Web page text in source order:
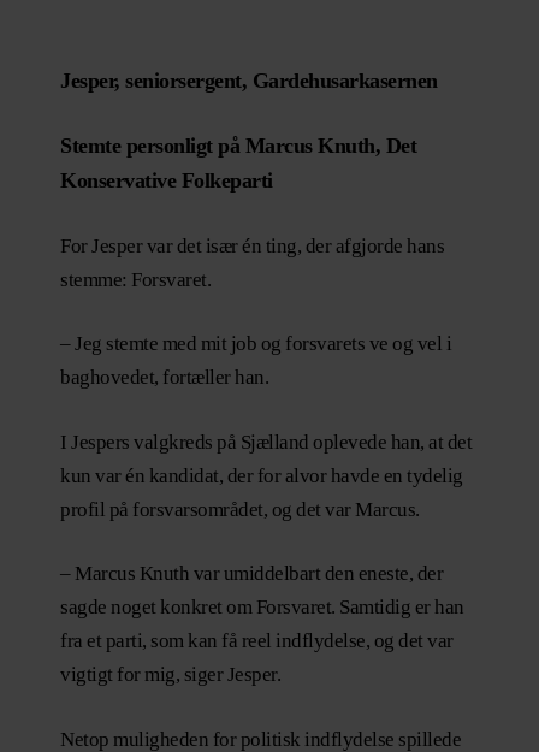
Jesper, seniorsergent, Gardehusarkasernen
Stemte personligt på Marcus Knuth, Det
Konservative Folkeparti
For Jesper var det især én ting, der afgjorde hans
stemme: Forsvaret.
– Jeg stemte med mit job og forsvarets ve og vel i
baghovedet, fortæller han.
I Jespers valgkreds på Sjælland oplevede han, at det
kun var én kandidat, der for alvor havde en tydelig
profil på forsvarsområdet, og det var Marcus.
– Marcus Knuth var umiddelbart den eneste, der
sagde noget konkret om Forsvaret. Samtidig er han
fra et parti, som kan få reel indflydelse, og det var
vigtigt for mig, siger Jesper.
Netop muligheden for politisk indflydelse spillede